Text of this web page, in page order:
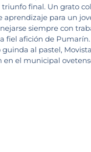
final. Un grato
aprendizaje para un
siempre con
fiel afición de
guinda al pastel,
en el municipal